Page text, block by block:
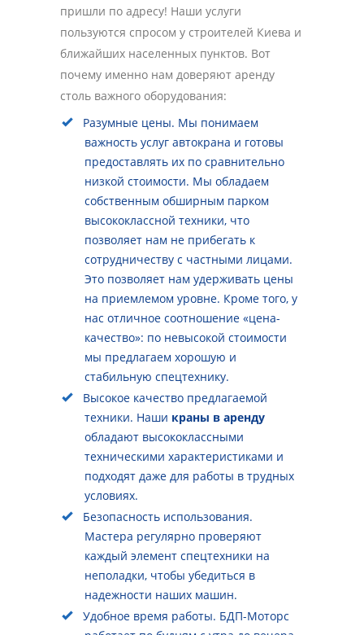
пришли по адресу! Наши услуги
пользуются спросом у строителей Киева и
ближайших населенных пунктов. Вот
почему именно нам доверяют аренду
столь важного оборудования:
Разумные цены. Мы понимаем
важность услуг автокрана и готовы
предоставлять их по сравнительно
низкой стоимости. Мы обладаем
собственным обширным парком
высококлассной техники, что
позволяет нам не прибегать к
сотрудничеству с частными лицами.
Это позволяет нам удерживать цены
на приемлемом уровне. Кроме того, у
нас отличное соотношение «цена-
качество»: по невысокой стоимости
мы предлагаем хорошую и
стабильную спецтехнику.
Высокое качество предлагаемой
техники. Наши краны в аренду
обладают высококлассными
техническими характеристиками и
подходят даже для работы в трудных
условиях.
Безопасность использования.
Мастера регулярно проверяют
каждый элемент спецтехники на
неполадки, чтобы убедиться в
надежности наших машин.
Удобное время работы. БДП-Моторс